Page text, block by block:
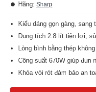
Hãng: Sharp
Kiểu dáng gọn gàng,
Dung tích 2.8 lít tiện lợi,
Lòng bình bằng thép
Công suất 670W giúp đun
Khóa vòi rót đảm bảo an